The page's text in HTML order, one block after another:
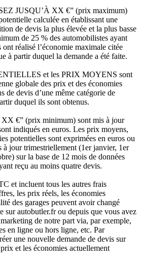
JUSQU’À XX €” (prix maximum)
calculée en établissant une
de devis la plus élevée et la plus basse
de 25 % des automobilistes ayant
réalisé l’économie maximale citée
à partir duquel la demande a été faite.
et les PRIX MOYENS sont
globale des prix et des économies
de devis d’une même catégorie de
duquel ils sont obtenus.
€” (prix minimum) sont mis à jour
indiqués en euros. Les prix moyens,
potentielles sont exprimées en euros ou
à jour trimestriellement (1er janvier, 1er
sur la base de 12 mois de données
reçu au moins quatre devis.
et incluent tous les autres frais
les prix réels, les économies
des garages peuvent avoir changé
sur autobutler.fr ou depuis que vous avez
de notre part via, par exemple,
en ligne ou hors ligne, etc. Par
une nouvelle demande de devis sur
et les économies actuellement